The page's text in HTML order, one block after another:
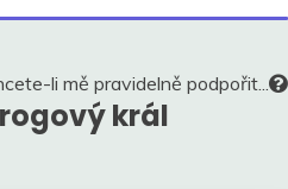
V
li mě pravidelně podpořit...
král